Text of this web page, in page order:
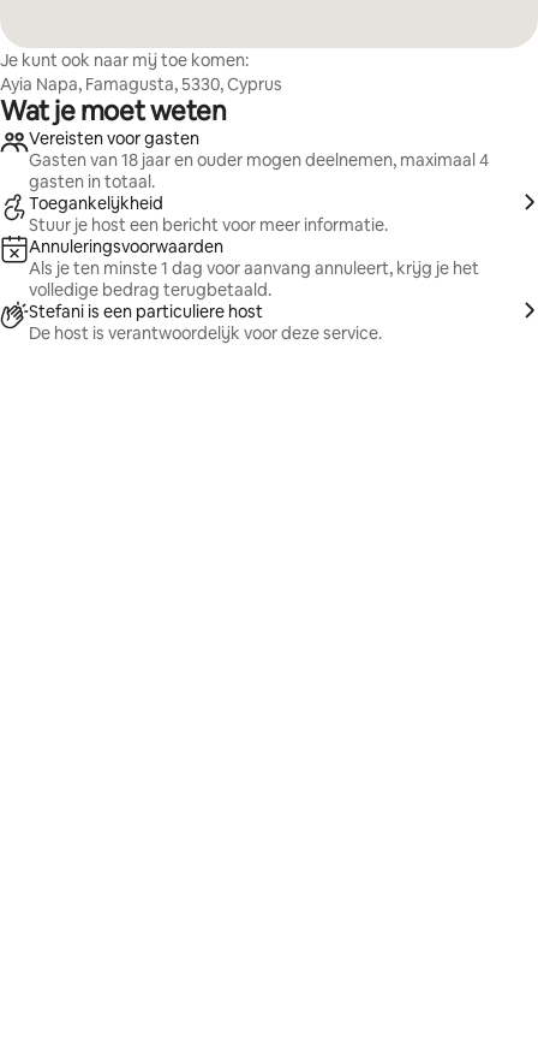
Je kunt ook naar mij toe komen:
Ayia Napa, Famagusta, 5330, Cyprus
Wat je moet weten
Vereisten voor gasten
Gasten van 18 jaar en ouder mogen deelnemen, maximaal 4
gasten in totaal.
Toegankelijkheid
Stuur je host een bericht voor meer informatie.
Annuleringsvoorwaarden
Als je ten minste 1 dag voor aanvang annuleert, krijg je het
volledige bedrag terugbetaald.
Stefani is een particuliere host
De host is verantwoordelijk voor deze service.